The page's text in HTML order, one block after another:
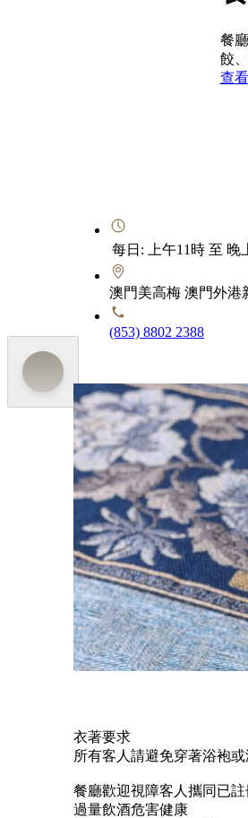
餐
餃
查
每日: 上午11時 至 晚
澳門美高梅 澳門外港
(853) 8802 2388
特別推介
夏日蓮香
「食·八方」以當季鮮美海
「話梅冰霜小蕃茄」等限
菜單
衣著要求
所有客人請避免穿著浴袍或
餐廳歡迎視障客人攜同已
過量飲酒危害健康